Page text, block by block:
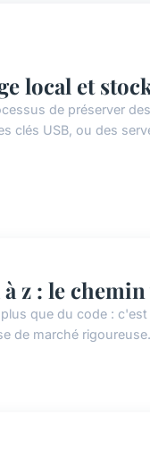
local et
de préserver
clés USB, ou des
z : le
que du code :
de marché